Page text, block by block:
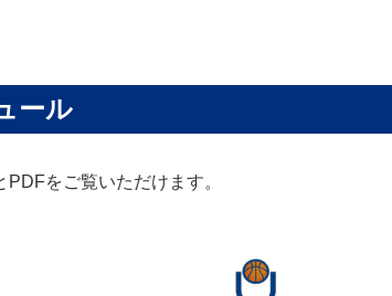
ール
をご覧いただけます。